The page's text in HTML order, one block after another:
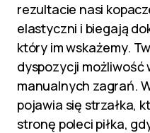
rezultacie nasi
elastyczni i biegają
który im wskażemy.
dyspozycji możliwość
manualnych zagrań.
pojawia się strzałka,
stronę poleci piłka,